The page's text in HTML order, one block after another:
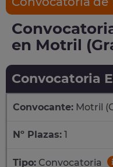
en Motril
Convocatoria
Convocante: Motril
Nº Plazas: 1
Tipo: Convocatoria